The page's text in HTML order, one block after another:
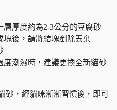
層厚度約為2-3公分的豆腐砂
塊後，請將結塊剷除丟棄
度潮濕時，建議更換全新貓砂
砂，經貓咪漸漸習慣後，即可